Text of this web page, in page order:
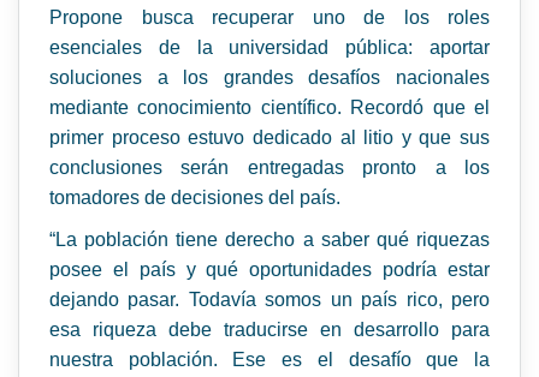
Propone busca recuperar uno de los roles
esenciales de la universidad pública: aportar
soluciones a los grandes desafíos nacionales
mediante conocimiento científico. Recordó que el
primer proceso estuvo dedicado al litio y que sus
conclusiones serán entregadas pronto a los
tomadores de decisiones del país.
“La población tiene derecho a saber qué riquezas
posee el país y qué oportunidades podría estar
dejando pasar. Todavía somos un país rico, pero
esa riqueza debe traducirse en desarrollo para
nuestra población. Ese es el desafío que la